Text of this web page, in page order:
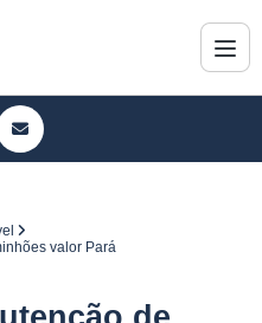
valor Pará